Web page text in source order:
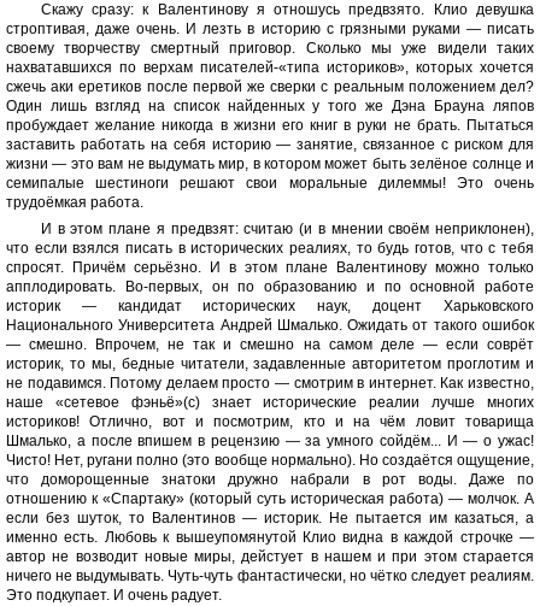
Скажу сразу: к Валентинову я отношусь предвзято. Клио девушка
строптивая, даже очень. И лезть в историю с грязными руками — писать
своему творчеству смертный приговор. Сколько мы уже видели таких
нахватавшихся по верхам писателей-«типа историков», которых хочется
сжечь аки еретиков после первой же сверки с реальным положением дел?
Один лишь взгляд на список найденных у того же Дэна Брауна ляпов
пробуждает желание никогда в жизни его книг в руки не брать. Пытаться
заставить работать на себя историю — занятие, связанное с риском для
жизни — это вам не выдумать мир, в котором может быть зелёное солнце и
семипалые шестиноги решают свои моральные дилеммы! Это очень
трудоёмкая работа.
И в этом плане я предвзят: считаю (и в мнении своём неприклонен),
что если взялся писать в исторических реалиях, то будь готов, что с тебя
спросят. Причём серьёзно. И в этом плане Валентинову можно только
апплодировать. Во-первых, он по образованию и по основной работе
историк — кандидат исторических наук, доцент Харьковского
Национального Университета Андрей Шмалько. Ожидать от такого ошибок
— смешно. Впрочем, не так и смешно на самом деле — если соврёт
историк, то мы, бедные читатели, задавленные авторитетом проглотим и
не подавимся. Потому делаем просто — смотрим в интернет. Как известно,
наше «сетевое фэньё»(с) знает исторические реалии лучше многих
историков! Отлично, вот и посмотрим, кто и на чём ловит товарища
Шмалько, а после впишем в рецензию — за умного сойдём... И — о ужас!
Чисто! Нет, ругани полно (это вообще нормально). Но создаётся ощущение,
что доморощенные знатоки дружно набрали в рот воды. Даже по
отношению к «Спартаку» (который суть историческая работа) — молчок. А
если без шуток, то Валентинов — историк. Не пытается им казаться, а
именно есть. Любовь к вышеупомянутой Клио видна в каждой строчке —
автор не возводит новые миры, дейстует в нашем и при этом старается
ничего не выдумывать. Чуть-чуть фантастически, но чётко следует реалиям.
Это подкупает. И очень радует.